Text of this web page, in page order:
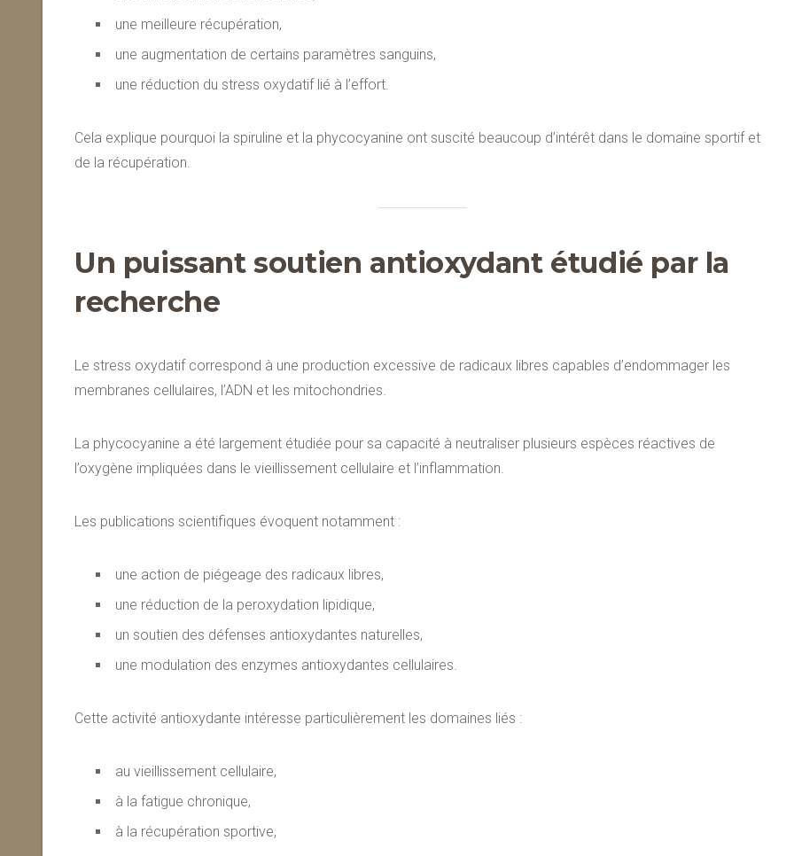
une meilleure récupération,
une augmentation de certains paramètres sanguins,
une réduction du stress oxydatif lié à l’effort.
Cela explique pourquoi la spiruline et la phycocyanine ont suscité beaucoup d’intérêt dans le domaine sportif et
de la récupération.
Un puissant soutien antioxydant étudié par la
recherche
Le stress oxydatif correspond à une production excessive de radicaux libres capables d’endommager les
membranes cellulaires, l’ADN et les mitochondries.
La phycocyanine a été largement étudiée pour sa capacité à neutraliser plusieurs espèces réactives de
l’oxygène impliquées dans le vieillissement cellulaire et l’inflammation.
Les publications scientifiques évoquent notamment :
une action de piégeage des radicaux libres,
une réduction de la peroxydation lipidique,
un soutien des défenses antioxydantes naturelles,
une modulation des enzymes antioxydantes cellulaires.
Cette activité antioxydante intéresse particulièrement les domaines liés :
au vieillissement cellulaire,
à la fatigue chronique,
à la récupération sportive,